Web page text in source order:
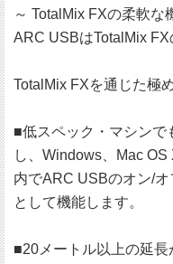
～ TotalMix FXの柔軟
ARC USBはTotalMix
TotalMix FXを通じた極
■低スペック・マシンで
し、Windows、Mac
内でARC USBのオン/
として機能します。
■20メートル以上の延長